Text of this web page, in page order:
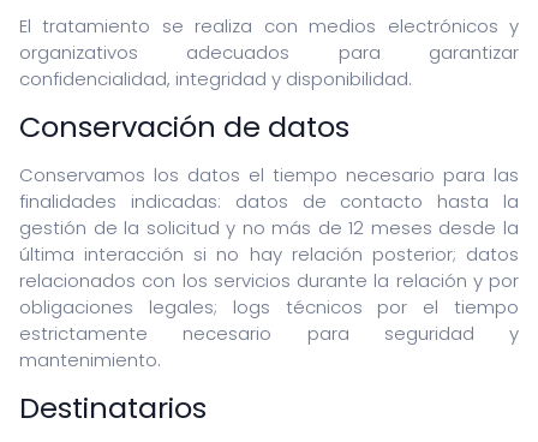
El tratamiento se realiza con medios electrónicos y
organizativos adecuados para garantizar
confidencialidad, integridad y disponibilidad.
Conservación de datos
Conservamos los datos el tiempo necesario para las
finalidades indicadas: datos de contacto hasta la
gestión de la solicitud y no más de 12 meses desde la
última interacción si no hay relación posterior; datos
relacionados con los servicios durante la relación y por
obligaciones legales; logs técnicos por el tiempo
estrictamente necesario para seguridad y
mantenimiento.
Destinatarios